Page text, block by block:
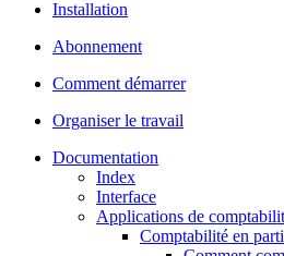
Installation
Abonnement
Comment démarrer
Organiser le travail
Documentation
Index
Interface
Applications de
Comptabilité en